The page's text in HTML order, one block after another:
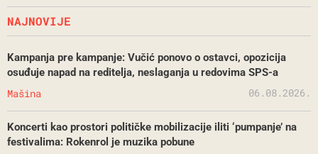
NAJNOVIJE
Kampanja pre kampanje: Vučić ponovo o ostavci, opozicija
osuđuje napad na reditelja, neslaganja u redovima SPS-a
Mašina 06.08.2026.
Koncerti kao prostori političke mobilizacije iliti ‘pumpanje’ na
festivalima: Rokenrol je muzika pobune